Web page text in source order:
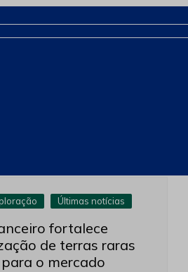
Últimas notícias
fortalece
de terras raras
o mercado